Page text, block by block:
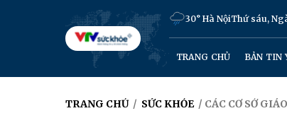
30° Hà NộiThứ sáu,
TRANG CHỦ BẢN TIN
TRANG CHỦ / SỨC KHỎE / CÁC CƠ SỞ